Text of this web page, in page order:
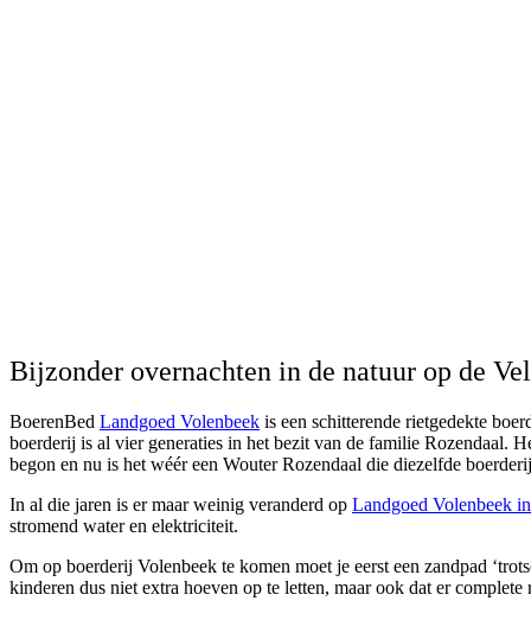
Bijzonder overnachten in de natuur op de
BoerenBed Landgoed Volenbeek is een schitterende rietgedekte
boerderij is al vier generaties in het bezit van de familie Rozendaal.
begon en nu is het wéér een Wouter Rozendaal die diezelfde
In al die jaren is er maar weinig veranderd op Landgoed Volenbeek
stromend water en elektriciteit.
Om op boerderij Volenbeek te komen moet je eerst een zandpad
kinderen dus niet extra hoeven op te letten, maar ook dat er